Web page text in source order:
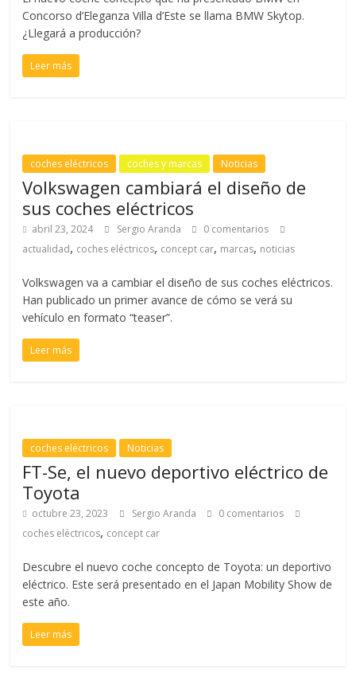
Concorso d’Eleganza Villa d’Este se llama BMW Skytop.
¿Llegará a producción?
Leer más
coches eléctricos coches y marcas Noticias
Volkswagen cambiará el diseño de
sus coches eléctricos
abril 23, 2024 Sergio Aranda
0 comentarios
actualidad, coches eléctricos, concept car, marcas, noticias
Volkswagen va a cambiar el diseño de sus coches eléctricos.
Han publicado un primer avance de cómo se verá su
vehículo en formato “teaser”.
Leer más
coches eléctricos Noticias
FT-Se, el nuevo deportivo eléctrico de
Toyota
octubre 23, 2023 Sergio Aranda
0 comentarios
coches eléctricos, concept car
Descubre el nuevo coche concepto de Toyota: un deportivo
eléctrico. Este será presentado en el Japan Mobility Show de
este año.
Leer más